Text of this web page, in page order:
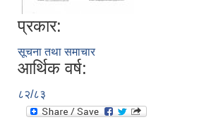
प्रकार:
सूचना तथा समाचार
आर्थिक वर्ष:
८२/८३